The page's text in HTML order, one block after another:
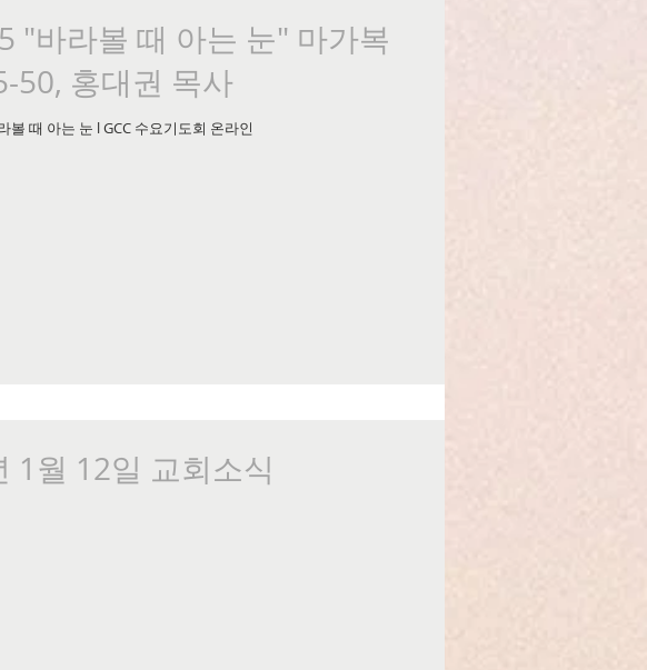
"바라볼 때 아는 눈" 마가복
50, 홍대권 목사
볼 때 아는 눈 l GCC 수요기도회 온라인
1월 12일 교회소식